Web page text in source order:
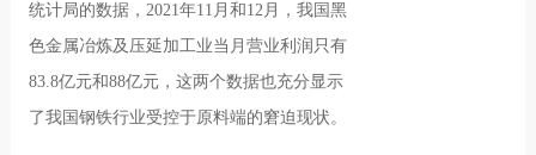
统计局的数据，2021年11月和12月，我国黑
色金属冶炼及压延加工业当月营业利润只有
83.8亿元和88亿元，这两个数据也充分显示
了我国钢铁行业受控于原料端的窘迫现状。